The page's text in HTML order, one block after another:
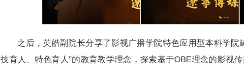
之后，英皓副院长分享了影视广播学院特色应用型本科学院
技育人、特色育人”的教育教学理念，探索基于OBE理念的影视